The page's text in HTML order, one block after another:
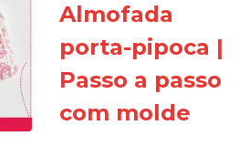
Almofada
porta-pipoca |
Passo a passo
com molde